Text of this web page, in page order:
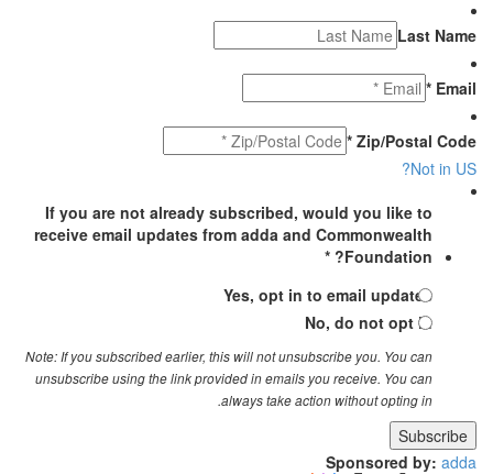
Last Name
Email *
Zip/Postal Code *
Not in US
?
If you are not already subscribed, would you like to
receive email updates from adda and Commonwealth
Foundation? *
Yes, opt in to email updates
No, do not opt in
Note: If you subscribed earlier, this will not unsubscribe you. You can
unsubscribe using the link provided in emails you receive. You can
always take action without opting in.
Sponsored by: adda